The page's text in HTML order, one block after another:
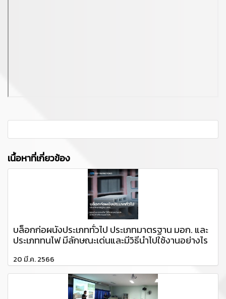
เนื้อหาที่เกี่ยวข้อง
บล็อกก่อผนังประเภททั่วไป ประเภทมาตรฐาน มอก. และ
ประเภททนไฟ มีลักษณะเด่นและมีวิธีนำไปใช้งานอย่างไร
20 มี.ค. 2566